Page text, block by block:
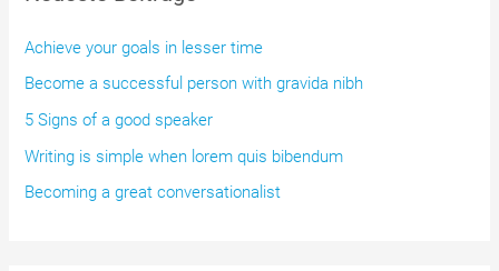
h
:
Achieve your goals in lesser time
Become a successful person with gravida nibh
5 Signs of a good speaker
Writing is simple when lorem quis bibendum
Becoming a great conversationalist